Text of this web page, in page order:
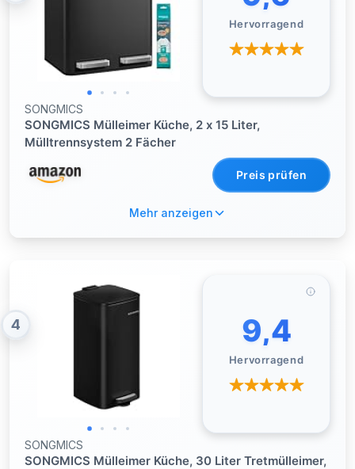
Hervorragend
SONGMICS
SONGMICS Mülleimer Küche, 2 x 15 Liter,
Mülltrennsystem 2 Fächer
Preis prüfen
Mehr anzeigen
4 9,4
Hervorragend
SONGMICS
SONGMICS Mülleimer Küche, 30 Liter Tretmülleimer,